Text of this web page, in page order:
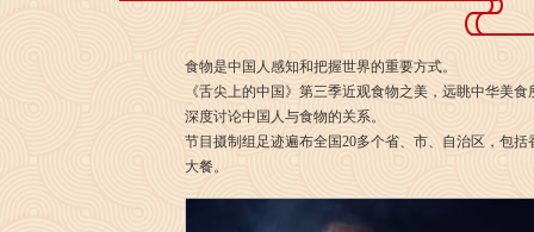
食物是中国人感知和把握世界的重要方式。
《舌尖上的中国》第三季近观食物之美，远眺中华美
深度讨论中国人与食物的关系。
节目摄制组足迹遍布全国20多个省、市、自治区，包
大餐。